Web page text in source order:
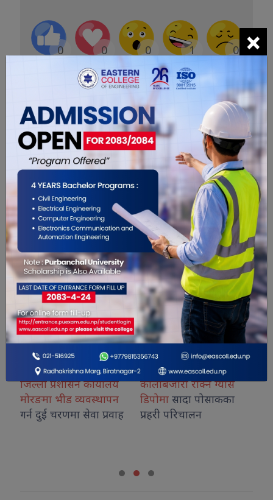
0 0 0 1 0
0
सम्बंधित खबरहरु
जिल्ला प्रशासन कार्यालय
मोरङमा भीड व्यवस्थापन
गर्न दुई चरणमा सेवा प्रवाह
कालोबजारी रोक्न ग्यास
डिपोमा सादा पोसाकका
प्रहरी परिचालन
×